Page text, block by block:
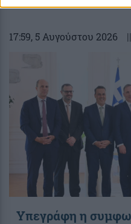
17:59, 5 Αυγούστου 2026 ||
Υπεγράφη η